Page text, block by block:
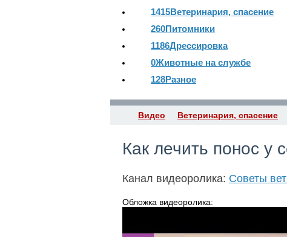
1415Ветеринария, спасение
260Питомники
1186Дрессировка
0Животные на службе
128Разное
Видео Ветеринария, спасение
Как лечить понос у
Канал видеоролика: Советы
Обложка видеоролика: